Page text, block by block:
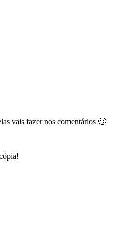
vais fazer nos comentários 🙂